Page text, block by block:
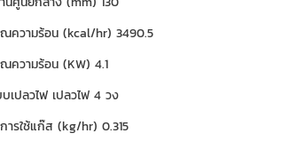
ความร้อน (kcal/hr) 3490.5
ความร้อน (KW) 4.1
เปลวไฟ เปลวไฟ 4 วง
ารใช้แก๊ส (kg/hr) 0.315